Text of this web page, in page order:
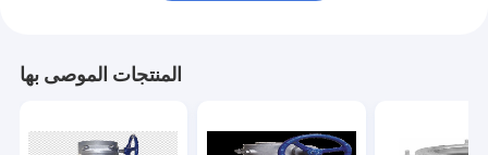
المنتجات الموصى بها